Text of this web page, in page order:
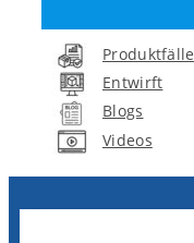
Produktfälle
Entwirft
Blogs
Videos